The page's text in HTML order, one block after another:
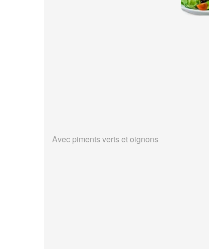
Avec piments verts et oignons